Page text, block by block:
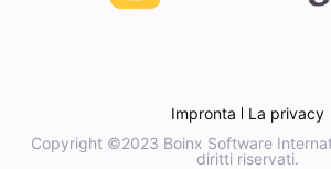
Impronta
La privacy
Copyright ©2023 Boinx Software
diritti riservati.